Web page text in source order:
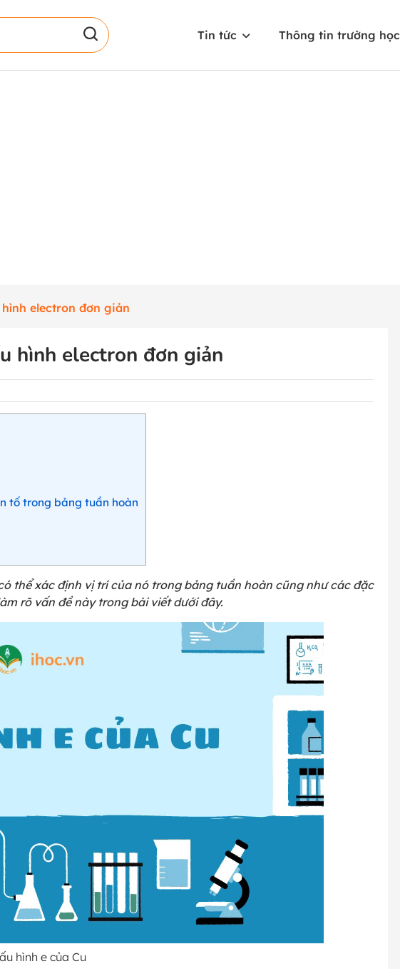
Tin tức Thông tin trường học
electron đơn giản
hình electron đơn giản
tố trong bảng tuần hoàn
thể xác định vị trí của nó trong bảng tuần hoàn cũng như các đặc
rõ vấn đề này trong bài viết dưới đây.
hình e của Cu